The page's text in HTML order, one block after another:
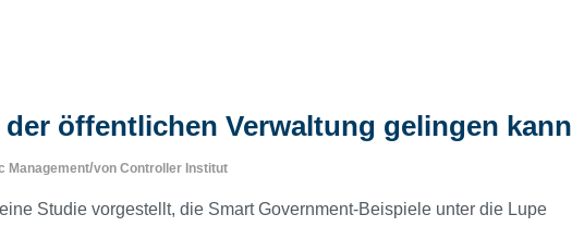
öffentlichen Verwaltung gelingen kann
Management/von Controller Institut
Studie vorgestellt, die Smart Government-Beispiele unter die Lupe